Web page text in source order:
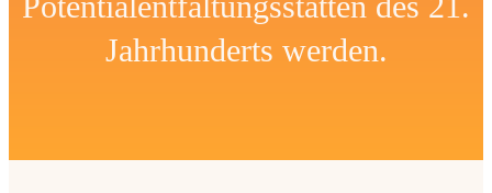
Jahrhunderts werden.